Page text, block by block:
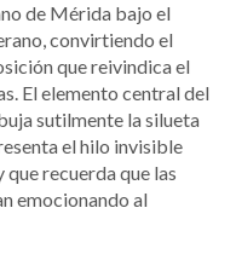
de Mérida bajo el
convirtiendo el
que reivindica el
El elemento central del
sutilmente la silueta
el hilo invisible
que recuerda que las
emocionando al